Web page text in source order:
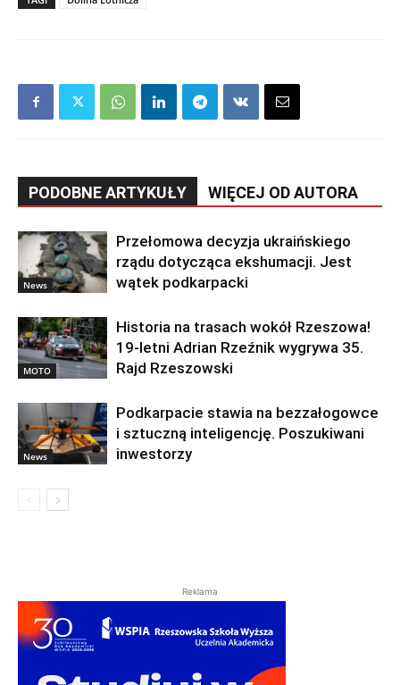
PODOBNE ARTYKUŁY WIĘCEJ OD AUTORA
News
Przełomowa decyzja ukraińskiego
rządu dotycząca ekshumacji. Jest
wątek podkarpacki
MOTO
Historia na trasach wokół Rzeszowa!
19-letni Adrian Rzeźnik wygrywa 35.
Rajd Rzeszowski
News
Podkarpacie stawia na bezzałogowce
i sztuczną inteligencję. Poszukiwani
inwestorzy
Reklama